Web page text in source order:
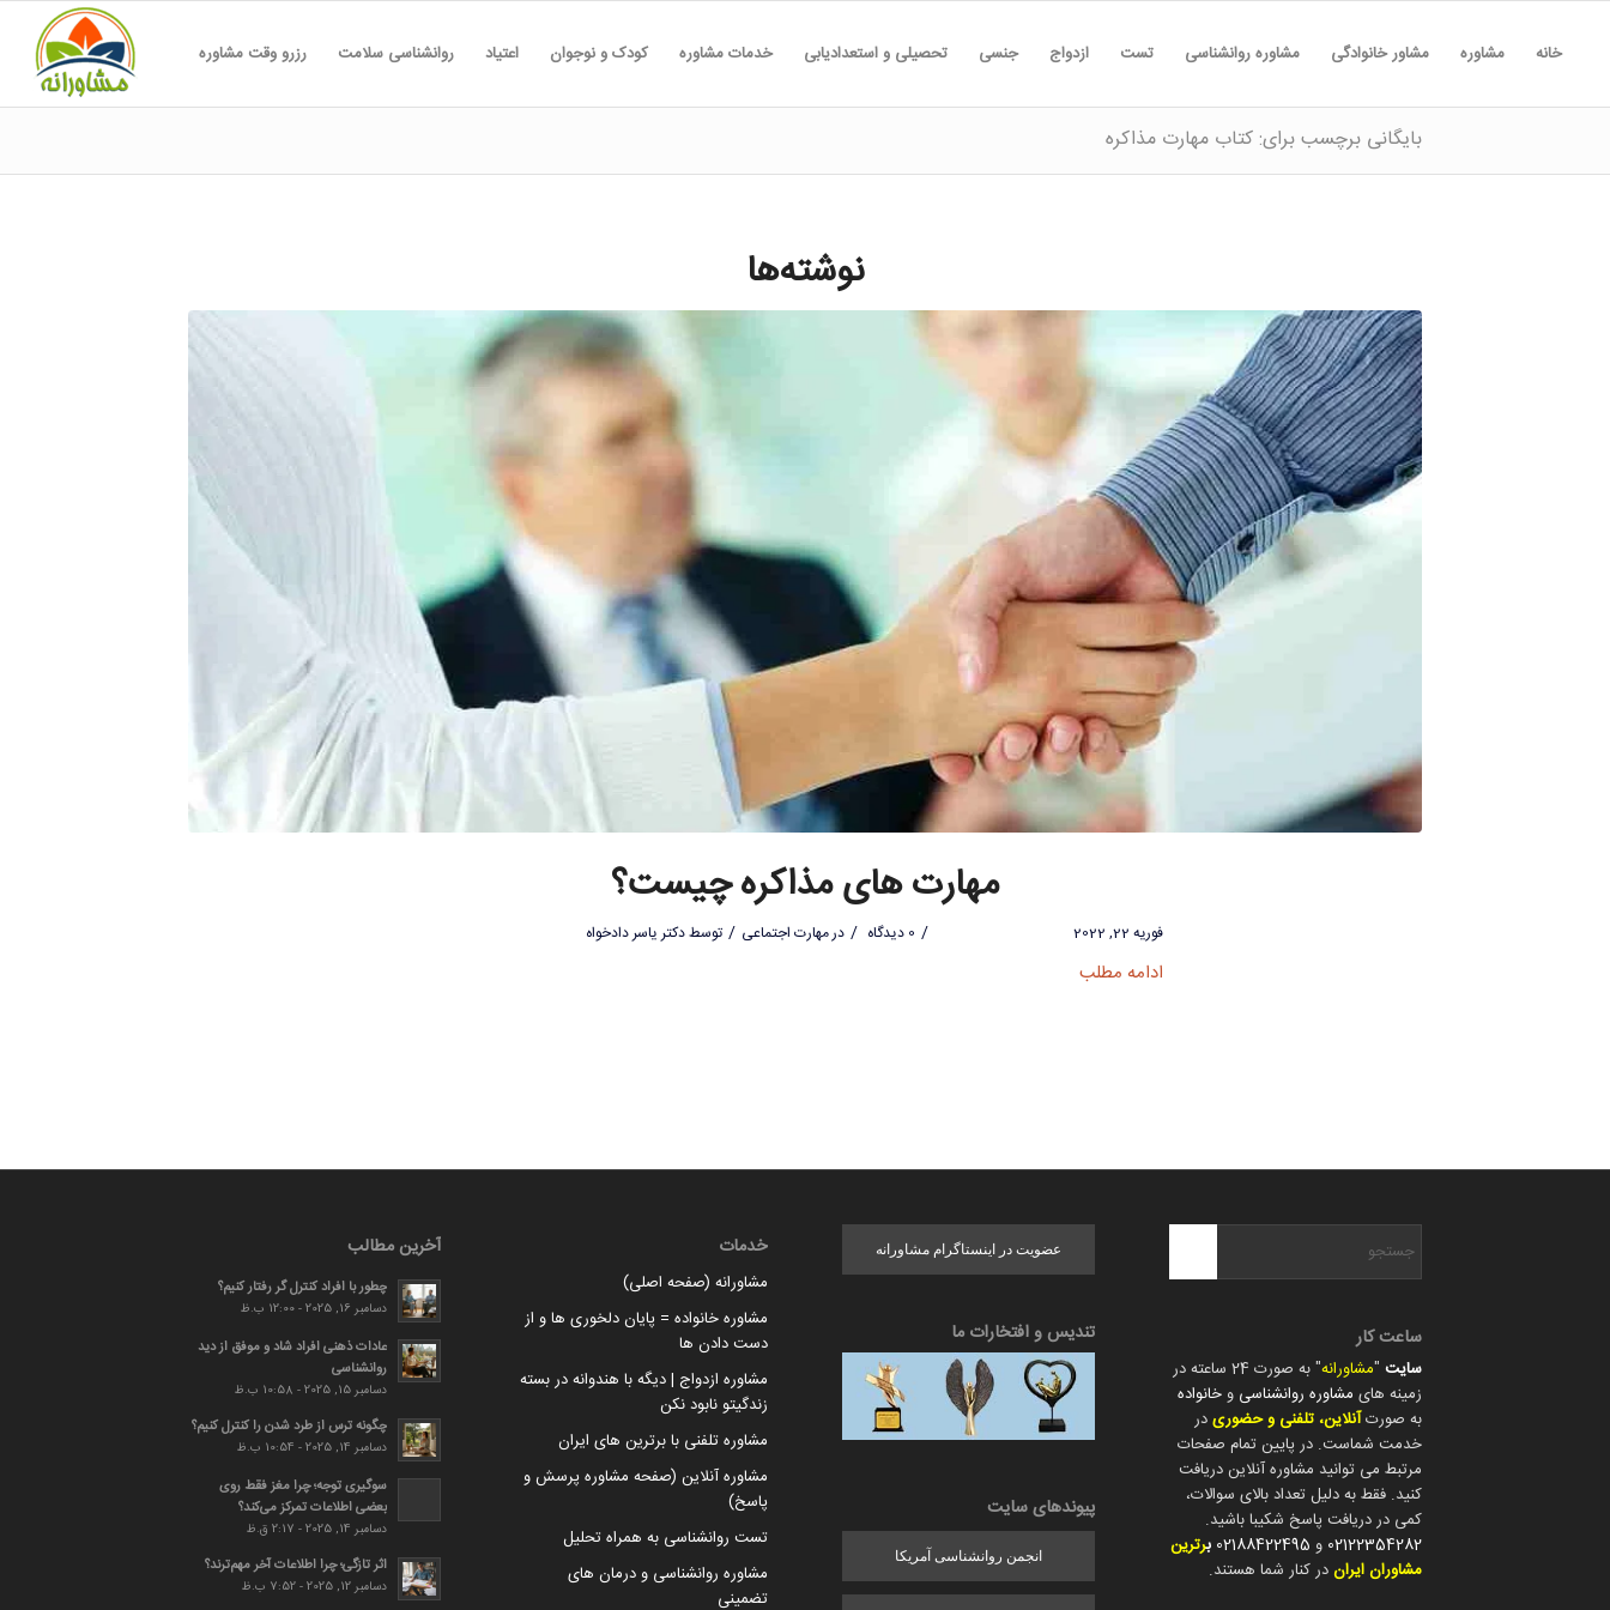
خانه مشاوره مشاور خانوادگی مشاوره روانشناسی تست ازدواج جنسی تحصیلی و استعدادیابی خدمات مشاوره کودک و نوجوان اعتیاد روانشناسی سلامت رزرو وقت مشاوره
بایگانی برچسب برای: کتاب مهارت مذاکره
نوشته‌ها
مهارت های مذاکره چیست؟
فوریه 22, 2022 / 0 دیدگاه / درمهارت اجتماعی / توسطدکتر یاسر دادخواه
ادامه مطلب
ساعت کار
سایت "مشاورانه
" به صورت 24 ساعته در
زمینه های مشاوره روانشناسی و خانواده
به صورتآنلاین، تلفنی و حضوریدر
خدمت شماست. در پایین تمام صفحات
مرتبط می توانید مشاوره آنلاین دریافت
کنید. فقط به دلیل تعداد بالای سوالات،
کمی در دریافت پاسخ شکیبا باشید.
02122354282 و 02188422495 برترین
مشاوران ایراندر کنار شما هستند.
عضویت در اینستاگرام مشاورانه
تندیس و افتخارات ما
پیوندهای سایت
انجمن روانشناسی آمریکا
خدمات
مشاورانه (صفحه اصلی)
مشاوره خانواده = پایان دلخوری ها و از
دست دادن ها
مشاوره ازدواج | دیگه با هندوانه در بسته
زندگیتو نابود نکن
مشاوره تلفنی با برترین های ایران
مشاوره آنلاین (صفحه مشاوره پرسش و
پاسخ)
تست روانشناسی به همراه تحلیل
مشاوره روانشناسی و درمان های
تضمینی
آخرین مطالب
چطور با افراد کنترل گر رفتار کنیم؟
دسامبر 16, 2025 - 12:00 ب.ظ
عادات ذهنی افراد شاد و موفق از دید
روانشناسی
دسامبر 15, 2025 - 10:58 ب.ظ
چگونه ترس از طرد شدن را کنترل کنیم؟
دسامبر 14, 2025 - 10:54 ب.ظ
سوگیری توجه؛ چرا مغز فقط روی
بعضی اطلاعات تمرکز می‌کند؟
دسامبر 14, 2025 - 2:17 ق.ظ
اثر تازگی؛ چرا اطلاعات آخر مهم‌ترند؟
دسامبر 12, 2025 - 7:52 ب.ظ